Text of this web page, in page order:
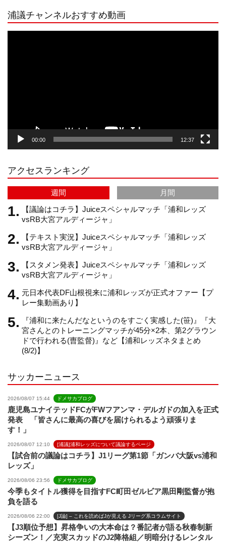
r
a
m
e
C
h
a
n
e
浦議チャンネルおすすめ動画
00:00 12:37
アクセスランキング
週間
月間
【議論はコチラ】Juiceスペシャルマッチ「浦和レッズ
vsRB大宮アルディージャ」
【テキスト実況】Juiceスペシャルマッチ「浦和レッズ
vsRB大宮アルディージャ」
【スタメン発表】Juiceスペシャルマッチ「浦和レッズ
vsRB大宮アルディージャ」
元日本代表DF山根視来に浦和レッズが正式オファー【プ
レー集動画あり】
『浦和に来たんだなというのをすごく実感した(笹)』『大
宮さんとのトレーニングマッチが45分×2本、第2グラウン
ドで行われる(曺監督)』など【浦和レッズネタまとめ
(8/2)】
サッカーニュース
2026/08/07 15:44 ドメサカブログ
鹿児島ユナイテッドFCがFWフアンマ・デルガドの加入を正式
発表 「皆さんに最高の喜びを届けられるよう頑張りま
す！」
2026/08/07 12:10 [浦議]浦和レッズについて議論するページ
【試合前の議論はコチラ】J1リーグ第1節「ガンバ大阪vs浦和
レッズ」
2026/08/06 23:56 ドメサカブログ
今季もタイトル獲得を目指すFC町田ゼルビア黒田剛監督が抱
負を語る
2026/08/06 22:00 [J論] – これを読めばJが見える Jリーグ系コラムサイト
【J3順位予想】昇格争いの大本命は？番記者が語る秋春制新
シーズン！／充実スカッドのJ2降格組／明暗分けるレンタル